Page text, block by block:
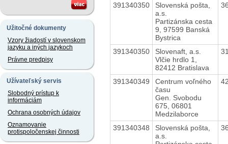
Užitočné dokumenty
Vzory žiadostí v slovenskom
jazyku a iných jazykoch
Právne predpisy
Užívateľský servis
Slobodný prístup k
informáciám
Ochrana osobných údajov
Oznamovanie
protispoločenskej činnosti
391340350
Slovenská pošta,
a.s.
Partizánska cesta
9, 97599 Banská
Bystrica
391340350
Slovenaft, a.s.
Vlčie hrdlo 1,
82412 Bratislava
391340349
Centrum voľného
času
Gen. Svobodu
675, 06801
Medzilaborce
391340348
Slovenská pošta,
a.s.